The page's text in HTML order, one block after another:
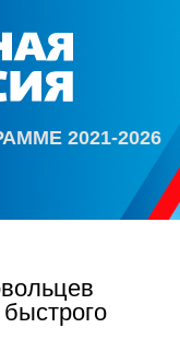
2021-2026